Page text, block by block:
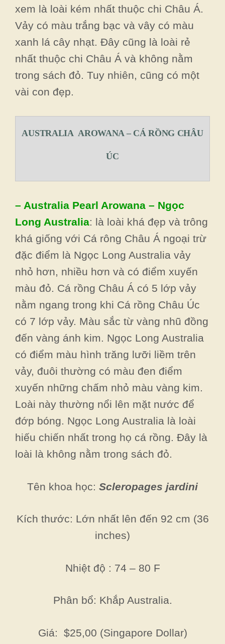
xem là loài kém nhất thuộc chi Châu Á.
Vảy có màu trắng bạc và vây có màu
xanh lá cây nhạt. Đây cũng là loài rẻ
nhất thuộc chi Châu Á và không nằm
trong sách đỏ. Tuy nhiên, cũng có một
vài con đẹp.
AUSTRALIA AROWANA – CÁ RỒNG CHÂU
ÚC
– Australia Pearl Arowana – Ngọc
Long Australia: là loài khá đẹp và trông
khá giống với Cá rông Châu Á ngoại trừ
đặc điểm là Ngọc Long Australia vảy
nhỏ hơn, nhiều hơn và có điểm xuyến
màu đỏ. Cá rồng Châu Á có 5 lớp vảy
nằm ngang trong khi Cá rồng Châu Úc
có 7 lớp vảy. Màu sắc từ vàng nhũ đồng
đến vàng ánh kim. Ngọc Long Australia
có điểm màu hình trăng lưỡi liềm trên
vảy, đuôi thường có màu đen điểm
xuyến những chấm nhỏ màu vàng kim.
Loài này thường nổi lên mặt nước để
đớp bóng. Ngọc Long Australia là loài
hiếu chiến nhất trong họ cá rồng. Đây là
loài là không nằm trong sách đỏ.
Tên khoa học: Scleropages jardini
Kích thước: Lớn nhất lên đến 92 cm (36
inches)
Nhiệt độ : 74 – 80 F
Phân bổ: Khắp Australia.
Giá: $25,00 (Singapore Dollar)